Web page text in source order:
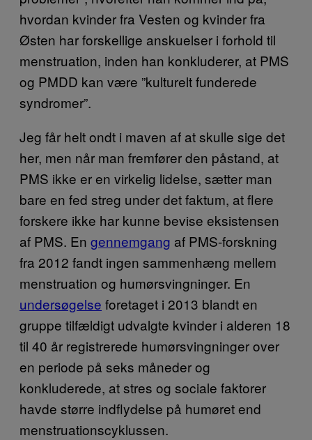
hvordan kvinder fra Vesten og kvinder fra
Østen har forskellige anskuelser i forhold til
menstruation, inden han konkluderer, at PMS
og PMDD kan være ”kulturelt funderede
syndromer”.
Jeg får helt ondt i maven af at skulle sige det
her, men når man fremfører den påstand, at
PMS ikke er en virkelig lidelse, sætter man
bare en fed streg under det faktum, at flere
forskere ikke har kunne bevise eksistensen
af PMS. En gennemgang af PMS-forskning
fra 2012 fandt ingen sammenhæng mellem
menstruation og humørsvingninger. En
undersøgelse foretaget i 2013 blandt en
gruppe tilfældigt udvalgte kvinder i alderen 18
til 40 år registrerede humørsvingninger over
en periode på seks måneder og
konkluderede, at stres og sociale faktorer
havde større indflydelse på humøret end
menstruationscyklussen.